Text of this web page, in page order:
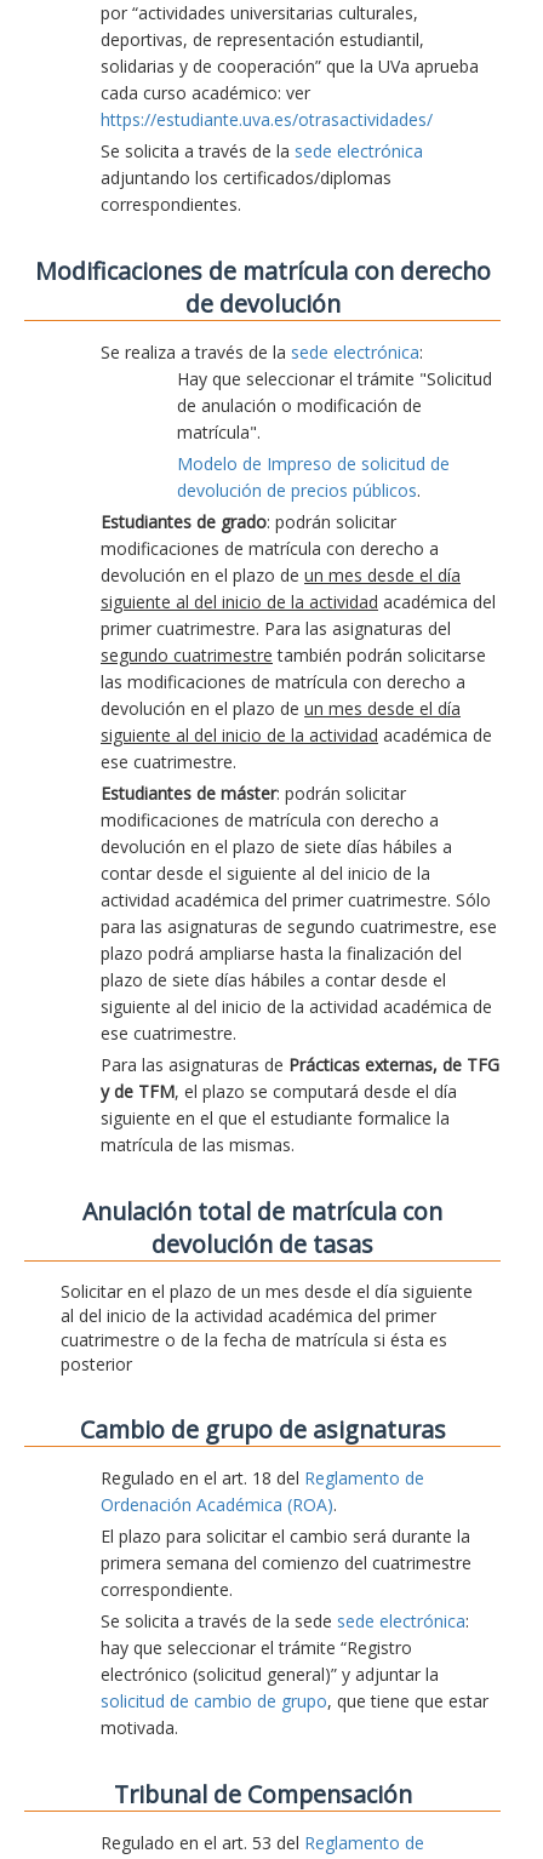
por “actividades universitarias culturales,
deportivas, de representación estudiantil,
solidarias y de cooperación” que la UVa aprueba
cada curso académico: ver
https://estudiante.uva.es/otrasactividades/
Se solicita a través de la sede electrónica
adjuntando los certificados/diplomas
correspondientes.
Modificaciones de matrícula con derecho
de devolución
Se realiza a través de la sede electrónica:
Hay que seleccionar el trámite "Solicitud
de anulación o modificación de
matrícula".
Modelo de Impreso de solicitud de
devolución de precios públicos.
Estudiantes de grado: podrán solicitar
modificaciones de matrícula con derecho a
devolución en el plazo de un mes desde el día
siguiente al del inicio de la actividad académica del
primer cuatrimestre. Para las asignaturas del
segundo cuatrimestre también podrán solicitarse
las modificaciones de matrícula con derecho a
devolución en el plazo de un mes desde el día
siguiente al del inicio de la actividad académica de
ese cuatrimestre.
Estudiantes de máster: podrán solicitar
modificaciones de matrícula con derecho a
devolución en el plazo de siete días hábiles a
contar desde el siguiente al del inicio de la
actividad académica del primer cuatrimestre. Sólo
para las asignaturas de segundo cuatrimestre, ese
plazo podrá ampliarse hasta la finalización del
plazo de siete días hábiles a contar desde el
siguiente al del inicio de la actividad académica de
ese cuatrimestre.
Para las asignaturas de Prácticas externas, de TFG
y de TFM, el plazo se computará desde el día
siguiente en el que el estudiante formalice la
matrícula de las mismas.
Anulación total de matrícula con
devolución de tasas
Solicitar en el plazo de un mes desde el día siguiente
al del inicio de la actividad académica del primer
cuatrimestre o de la fecha de matrícula si ésta es
posterior
Cambio de grupo de asignaturas
Regulado en el art. 18 del Reglamento de
Ordenación Académica (ROA).
El plazo para solicitar el cambio será durante la
primera semana del comienzo del cuatrimestre
correspondiente.
Se solicita a través de la sede sede electrónica:
hay que seleccionar el trámite “Registro
electrónico (solicitud general)” y adjuntar la
solicitud de cambio de grupo, que tiene que estar
motivada.
Tribunal de Compensación
Regulado en el art. 53 del Reglamento de